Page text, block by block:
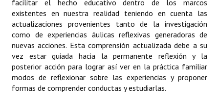
Huéspedes de Honor - Registro
Antiguos Pobladores - Registro
Reconocimientos - Registro
Bariloche, Municipio intercultural
Entrega de distinciones
facilitar el hecho educativo dentro de los marcos
existentes en nuestra realidad teniendo en cuenta las
actualizaciones provenientes tanto de la investigación
como de experiencias áulicas reflexivas generadoras de
nuevas acciones. Esta comprensión actualizada debe a su
vez estar guiada hacia la permanente reflexión y la
posterior acción para lograr así ver en la práctica familiar
modos de reflexionar sobre las experiencias y proponer
formas de comprender conductas y estudiarlas.